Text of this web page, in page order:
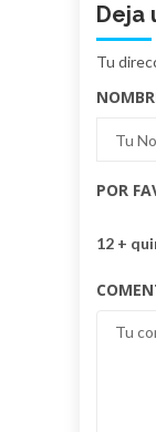
Deja
Tu
POR
12 +